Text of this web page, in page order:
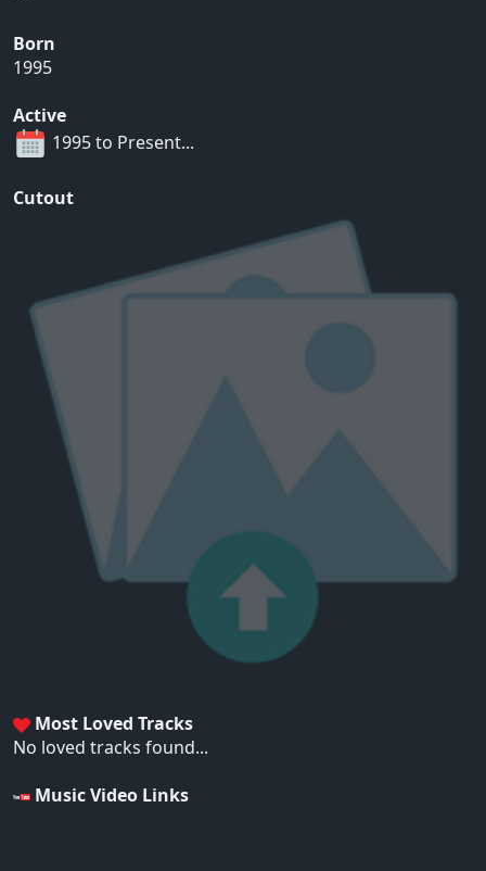
Born
1995
Active
1995 to Present...
Cutout
Most Loved Tracks
No loved tracks found...
Music Video Links